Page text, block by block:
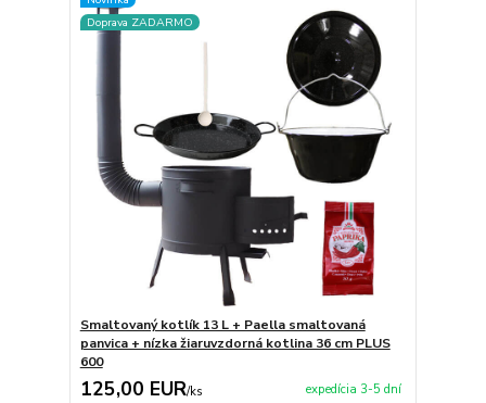
Doprava ZADARMO
Smaltovaný kotlík 13 L + Paella smaltovaná
panvica + nízka žiaruvzdorná kotlina 36 cm PLUS
600
125,00 EUR/ks expedícia 3-5 dní